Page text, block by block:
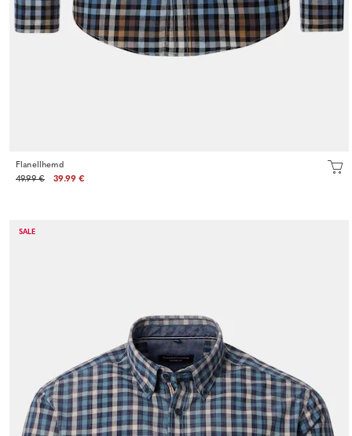
Flanellhemd
49.99 €
39.99 €
SALE